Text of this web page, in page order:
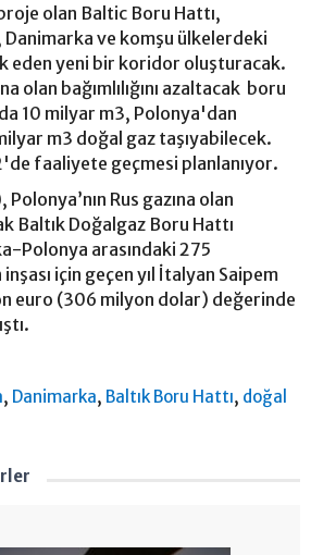
olan Baltic Boru Hattı,
ve komşu ülkelerdeki
eden yeni bir koridor oluşturacak.
olan bağımlılığını azaltacak boru
10 milyar m3, Polonya'dan
m3 doğal gaz taşıyabilecek.
faaliyete geçmesi planlanıyor.
Rus gazına olan
Baltık Doğalgaz Boru Hattı
Polonya arasındaki 275
için geçen yıl İtalyan Saipem
euro (306 milyon dolar) değerinde
, Danimarka, Baltık Boru Hattı, doğal